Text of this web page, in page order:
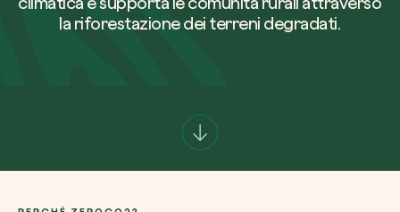
la riforestazione dei terreni degradati.
Crea la tua foresta
Pianta una foresta in un’area del mondo a
Servizio di interesse